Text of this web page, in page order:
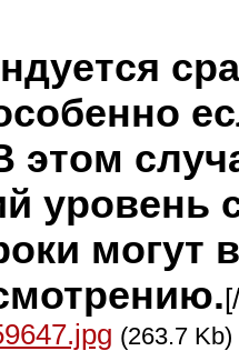
уровень
могут
(263.7 Kb)